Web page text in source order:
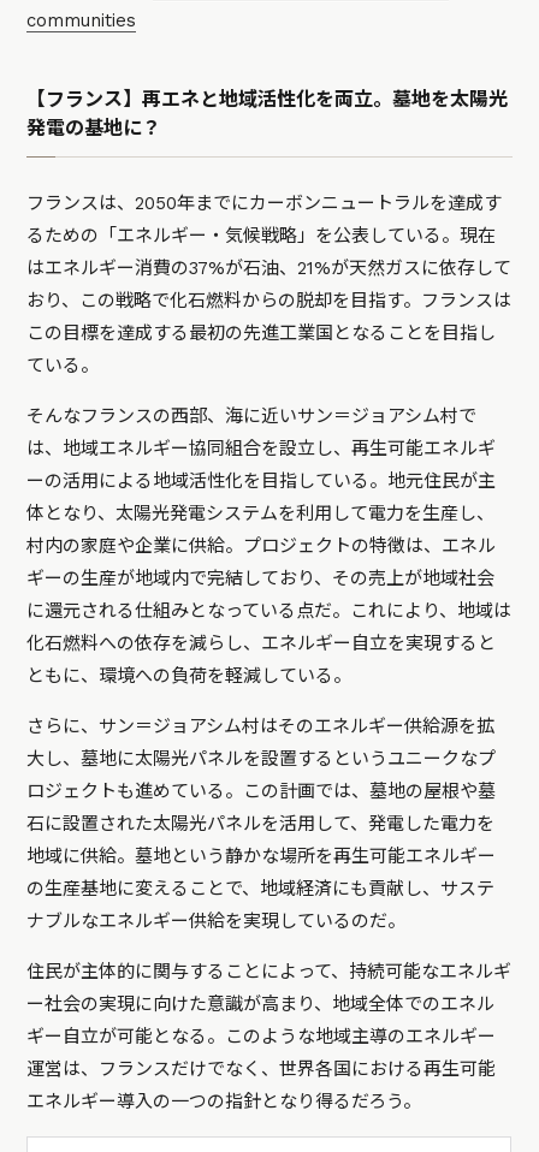
communities
【フランス】再エネと地域活性化を両立。墓地を太陽光
発電の基地に？
フランスは、2050年までにカーボンニュートラルを達成す
るための「エネルギー・気候戦略」を公表している。現在
はエネルギー消費の37%が石油、21%が天然ガスに依存して
おり、この戦略で化石燃料からの脱却を目指す。フランスは
この目標を達成する最初の先進工業国となることを目指し
ている。
そんなフランスの西部、海に近いサン＝ジョアシム村で
は、地域エネルギー協同組合を設立し、再生可能エネルギ
ーの活用による地域活性化を目指している。地元住民が主
体となり、太陽光発電システムを利用して電力を生産し、
村内の家庭や企業に供給。プロジェクトの特徴は、エネル
ギーの生産が地域内で完結しており、その売上が地域社会
に還元される仕組みとなっている点だ。これにより、地域は
化石燃料への依存を減らし、エネルギー自立を実現すると
ともに、環境への負荷を軽減している。
さらに、サン＝ジョアシム村はそのエネルギー供給源を拡
大し、墓地に太陽光パネルを設置するというユニークなプ
ロジェクトも進めている。この計画では、墓地の屋根や墓
石に設置された太陽光パネルを活用して、発電した電力を
地域に供給。墓地という静かな場所を再生可能エネルギー
の生産基地に変えることで、地域経済にも貢献し、サステ
ナブルなエネルギー供給を実現しているのだ。
住民が主体的に関与することによって、持続可能なエネルギ
ー社会の実現に向けた意識が高まり、地域全体でのエネル
ギー自立が可能となる。このような地域主導のエネルギー
運営は、フランスだけでなく、世界各国における再生可能
エネルギー導入の一つの指針となり得るだろう。